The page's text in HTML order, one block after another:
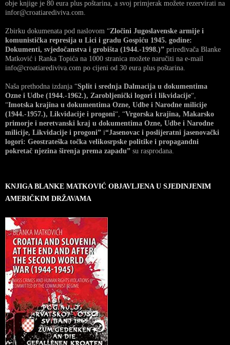
obje knjige je 80 eura plus poštarina, a svoj primjerak možete rezervirati na
infor@croatiarediviva.com.
Zbirku dokumenata pod naslovom “Zločini Jugoslavenske armije i
komunistička represija u Lici i gradu Gospiću 1945. godine:
Dokumenti, svjedočanstva i grobišta (1944.-1998.)” priređivača Blanke
Matković i Ranka Topića na 1000 stranica možete naručiti na e-mail
info@croatiarediviva.com po cijeni od 30 eura plus poštarina.
Naša prethodna izdanja “Split i srednja Dalmacija u dokumentima
Ozne i Udbe (1944.-1962.), Zarobljenički logori i likvidacije“,
“Imotska krajina u dokumentima Ozne, Udbe i Narodne milicije
(1944.-1957.), Likvidacije i progoni“, “Vrgorska krajina, Makarsko
primorje i neretvanski kraj u dokumentima Ozne, Udbe i Narodne
milicije, Likvidacije i progoni” i“Jasenovac i poslijeratni jasenovački
logori: Geostrateška točka velikosrpske politike i propagandni
pokretač njezina širenja prema zapadu” su rasprodana.
KNJIGA BLANKE MATKOVIĆ OBJAVLJENA U SJEDINJENIM
AMERIČKIM DRŽAVAMA